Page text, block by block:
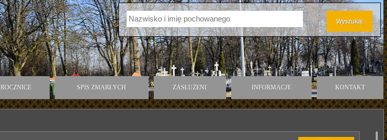
ROCZNICE SPIS ZMARŁYCH ZASŁUŻENI INFORMACJE KONTAKT